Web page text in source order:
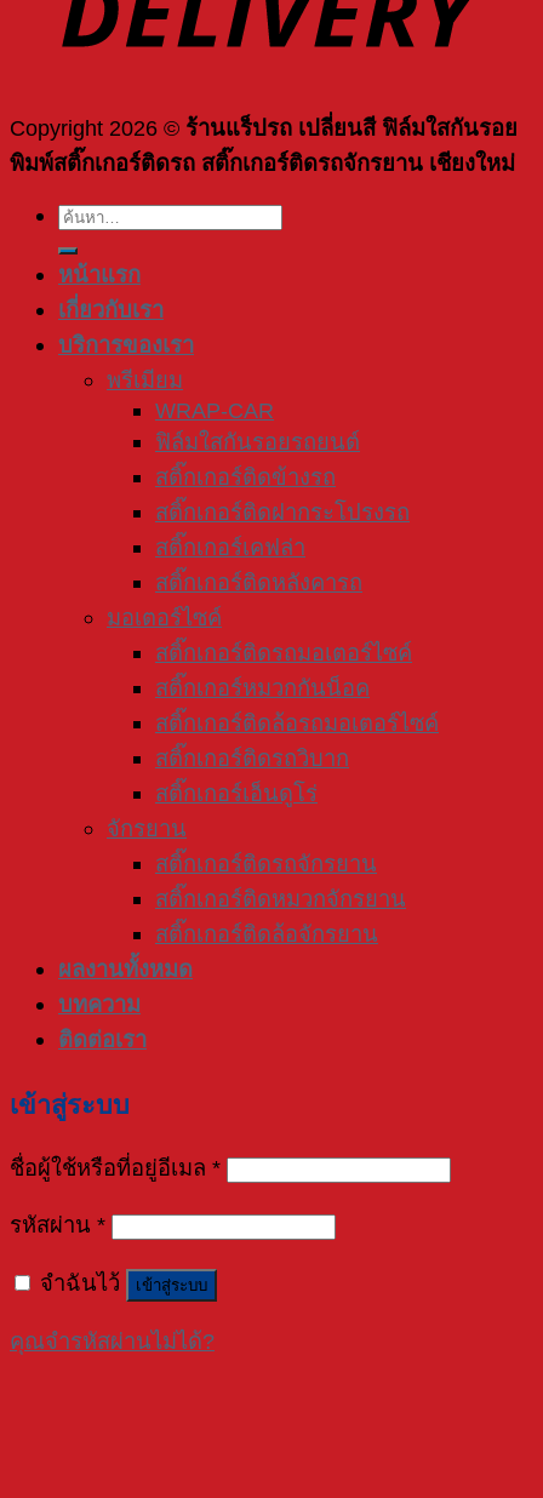
Copyright 2026 © ร้านแร็ปรถ เปลี่ยนสี ฟิล์มใสกันรอย
พิมพ์สติ๊กเกอร์ติดรถ สติ๊กเกอร์ติดรถจักรยาน เชียงใหม่
ค้นหา:
หน้าแรก
เกี่ยวกับเรา
บริการของเรา
พรีเมียม
WRAP-CAR
ฟิล์มใสกันรอยรถยนต์
สติ๊กเกอร์ติดข้างรถ
สติ๊กเกอร์ติดฝากระโปรงรถ
สติ๊กเกอร์เคฟล่า
สติ๊กเกอร์ติดหลังคารถ
มอเตอร์ไซค์
สติ๊กเกอร์ติดรถมอเตอร์ไซค์
สติ๊กเกอร์หมวกกันน็อค
สติ๊กเกอร์ติดล้อรถมอเตอร์ไซค์
สติ๊กเกอร์ติดรถวิบาก
สติ๊กเกอร์เอ็นดูโร่
จักรยาน
สติ๊กเกอร์ติดรถจักรยาน
สติ๊กเกอร์ติดหมวกจักรยาน
สติ๊กเกอร์ติดล้อจักรยาน
ผลงานทั้งหมด
บทความ
ติดต่อเรา
เข้าสู่ระบบ
ชื่อผู้ใช้หรือที่อยู่อีเมล *
รหัสผ่าน *
จำฉันไว้ เข้าสู่ระบบ
คุณจำรหัสผ่านไม่ได้?